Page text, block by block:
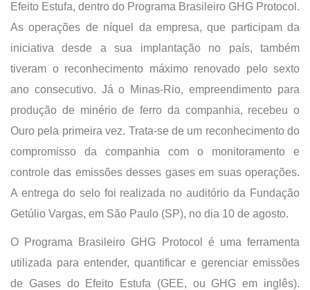
Efeito Estufa, dentro do Programa Brasileiro GHG Protocol.
As operações de níquel da empresa, que participam da
iniciativa desde a sua implantação no país, também
tiveram o reconhecimento máximo renovado pelo sexto
ano consecutivo. Já o Minas-Rio, empreendimento para
produção de minério de ferro da companhia, recebeu o
Ouro pela primeira vez. Trata-se de um reconhecimento do
compromisso da companhia com o monitoramento e
controle das emissões desses gases em suas operações.
A entrega do selo foi realizada no auditório da Fundação
Getúlio Vargas, em São Paulo (SP), no dia 10 de agosto.
O Programa Brasileiro GHG Protocol é uma ferramenta
utilizada para entender, quantificar e gerenciar emissões
de Gases do Efeito Estufa (GEE, ou GHG em inglês).